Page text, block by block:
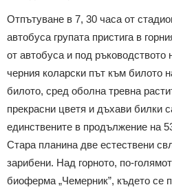
Отпътуване в 7, 30 часа от
автобуса групата пристига в
от автобуса и под ръководството
черния коларски път към билото
билото, сред оболна тревна
прекрасни цветя и дъхави билки
единствените в продължение на
Стара планина две естествени
зарибени. Над горното, по-
биоферма „Чемерник”, където се